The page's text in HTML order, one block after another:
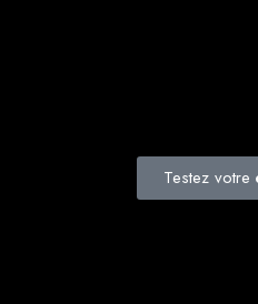
Testez votre